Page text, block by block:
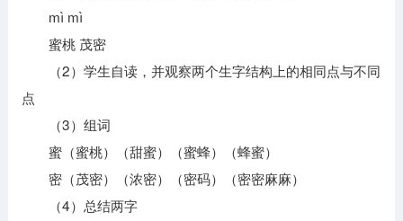
mì mì
蜜桃 茂密
（2）学生自读，并观察两个生字结构上的相同点与不同
点
（3）组词
蜜（蜜桃）（甜蜜）（蜜蜂）（蜂蜜）
密（茂密）（浓密）（密码）（密密麻麻）
（4）总结两字